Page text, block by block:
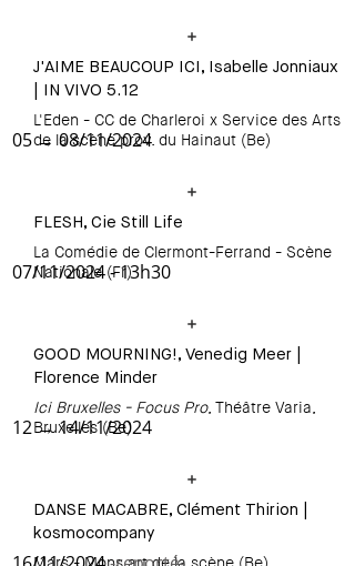
J'AIME BEAUCOUP ICI, Isabelle Jonniaux
| IN VIVO 5.12
L'Eden - CC de Charleroi x Service des Arts
de la scène prov. du Hainaut (Be)
05 → 08/11/2024
FLESH, Cie Still Life
La Comédie de Clermont-Ferrand - Scène
Nationale (Fr)
07/11/2024 - 13h30
GOOD MOURNING!, Venedig Meer |
Florence Minder
Ici Bruxelles - Focus Pro, Théâtre Varia,
Bruxelles (Be)
12 → 14/11/2024
DANSE MACABRE, Clément Thirion |
kosmocompany